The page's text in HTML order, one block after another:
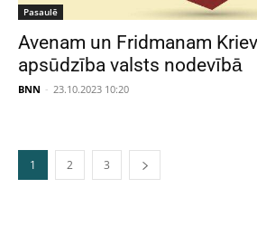
Pasaulē
Avenam un Fridmanam
apsūdzība valsts nodevībā
BNN - 23.10.2023 10:20
1 2 3